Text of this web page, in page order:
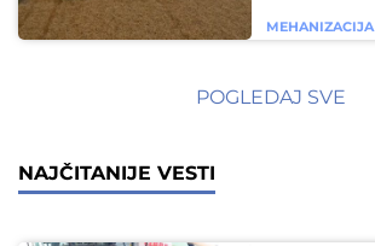
MEHANIZACIJA
POGLEDAJ SVE
NAJČITANIJE VESTI